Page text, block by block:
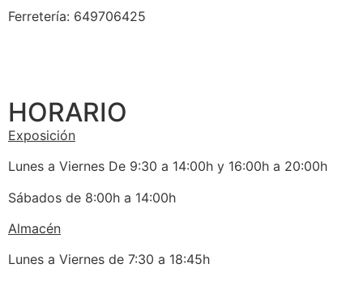
Ferretería: 649706425
HORARIO
Exposición
Lunes a Viernes De 9:30 a 14:00h y 16:00h a 20:00h
Sábados de 8:00h a 14:00h
Almacén
Lunes a Viernes de 7:30 a 18:45h